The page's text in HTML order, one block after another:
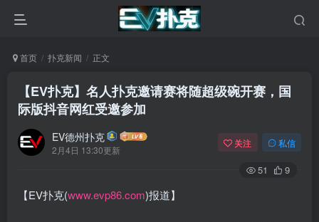
首页 扑克新闻 正文
【EV扑克】名人扑克邀请赛将随超级碗开赛，国
际版抖音网红受邀参加
EV德州扑克
2月4日 13:30更新
关注 私信
51 9
【EV扑克(www.evp86.com)报道】